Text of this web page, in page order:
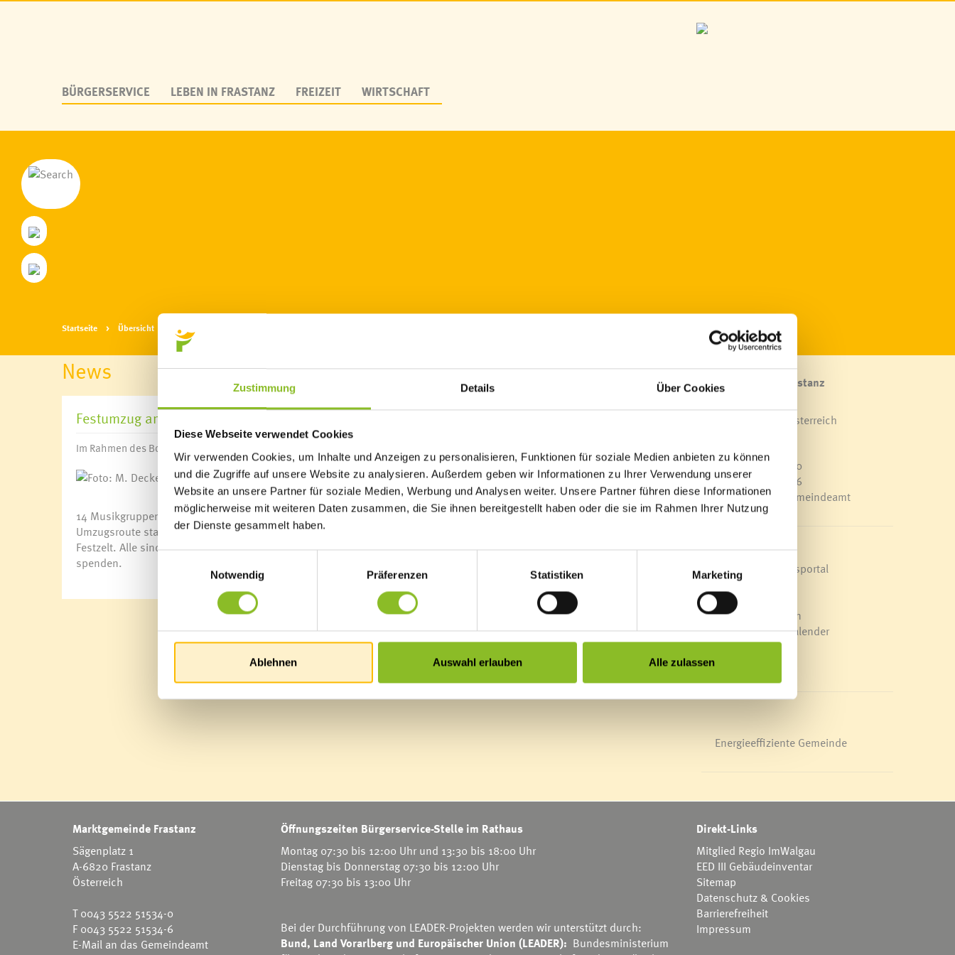
Zustimmung Details Über Cookies
Diese Webseite verwendet Cookies
Wir verwenden Cookies, um Inhalte und Anzeigen zu personalisieren, Funktionen für soziale Medien anbieten zu können
und die Zugriffe auf unsere Website zu analysieren. Außerdem geben wir Informationen zu Ihrer Verwendung unserer
Website an unsere Partner für soziale Medien, Werbung und Analysen weiter. Unsere Partner führen diese Informationen
möglicherweise mit weiteren Daten zusammen, die Sie ihnen bereitgestellt haben oder die sie im Rahmen Ihrer Nutzung
der Dienste gesammelt haben.
Notwendig
Präferenzen Statistiken Marketing
Ablehnen Auswahl erlauben Alle zulassen
BÜRGERSERVICE LEBEN IN FRASTANZ FREIZEIT WIRTSCHAFT
Startseite Übersicht News
News
Festumzug am Sonntag
Im Rahmen des Bockbierfestes findet am 22. September 2019 ein Festumzug im Frastanzer Ortszentrum statt.
Foto: M. Decker
14 Musikgruppen, 5 Trachtengruppen und die Feuerwehr Frastanz marschieren um 13:30 Uhr zum Brauereigelände. Die
Umzugsroute startet beim ehemaligen Ganahl-Areal, führt am Rathaus vorbei und geht über die Bahnhofstraße zum
Festzelt. Alle sind herzlich eingeladen, sich den Umzug entlang der Straße anzusehen und den Gruppen Applaus zu
spenden.
Marktgemeinde Frastanz
A-6820 Frastanz, Österreich
T0043 5522 51534-0
F 0043 5522 51534-6
E-Mail an das Gemeindeamt
Schnellzugriff
Veröffentlichungsportal
Blackout
Ortsplan
Bürgermeldungen
Veranstaltungskalender
Mediathek
Energieeffiziente Gemeinde
Marktgemeinde Frastanz
Sägenplatz 1
A-6820 Frastanz
Österreich
T0043 5522 51534-0
F 0043 5522 51534-6
E-Mail an das Gemeindeamt
Öffnungszeiten Bürgerservice-Stelle im Rathaus
Montag 07:30 bis 12:00 Uhr und 13:30 bis 18:00 Uhr
Dienstag bis Donnerstag 07:30 bis 12:00 Uhr
Freitag 07:30 bis 13:00 Uhr
Bei der Durchführung von LEADER-Projekten werden wir unterstützt durch:
Bund, Land Vorarlberg und Europäischer Union (LEADER): Bundesministerium
Direkt-Links
Mitglied Regio ImWalgau
EED III Gebäudeinventar
Sitemap
Datenschutz & Cookies
Barrierefreiheit
Impressum